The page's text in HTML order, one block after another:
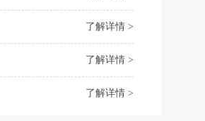
了解详情 >
了解详情 >
了解详情 >